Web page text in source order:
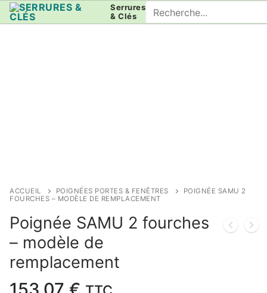
Aller
au
Serrures
& Clés
Rechercher
:
ACCUEIL POIGNÉES PORTES & FENÊTRES
POIGNÉE SAMU 2
FOURCHES – MODÈLE DE REMPLACEMENT
Poignée SAMU 2 fourches
– modèle de
remplacement